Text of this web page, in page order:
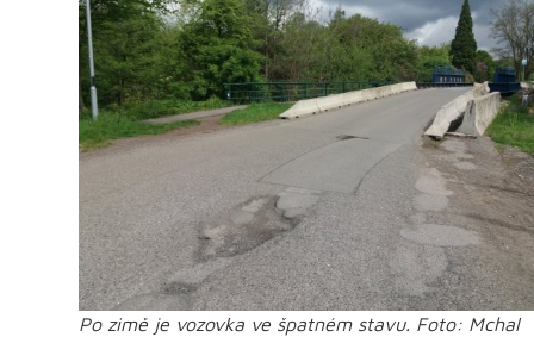
Po zimě je vozovka ve špatném stavu. Foto: Mchal